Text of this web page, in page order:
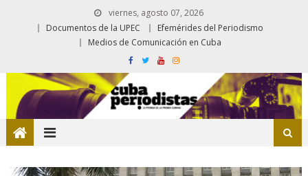
viernes, agosto 07, 2026
Documentos de la UPEC
Efemérides del Periodismo
Medios de Comunicación en Cuba